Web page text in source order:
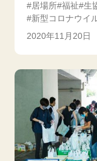
居場所 福祉 生
新型コロナウイ
2020年11月20日